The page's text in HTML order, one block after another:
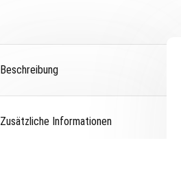
Beschreibung
Zusätzliche Informationen